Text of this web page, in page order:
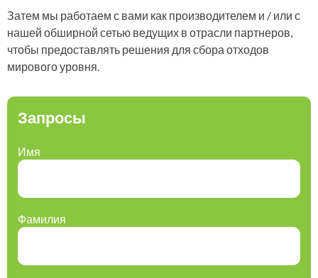
Затем мы работаем с вами как производителем и / или с
нашей обширной сетью ведущих в отрасли партнеров,
чтобы предоставлять решения для сбора отходов
мирового уровня.
Запросы
Имя
Фамилия